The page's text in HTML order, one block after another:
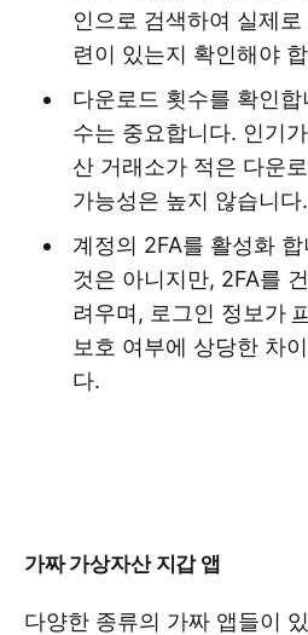
인으로 검색하여 실제
련이 있는지 확인해야
다운로드 횟수를 확인
수는 중요합니다. 인기
산 거래소가 적은 다운
가능성은 높지 않습니다.
계정의 2FA를 활성화
것은 아니지만, 2FA를
려우며, 로그인 정보가
보호 여부에 상당한 차
다.
가짜 가상자산 지갑 앱
다양한 종류의 가짜 앱들이